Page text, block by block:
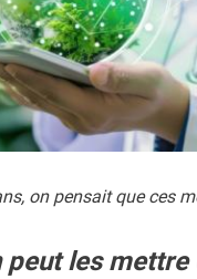
on pensait que ces
les mettre